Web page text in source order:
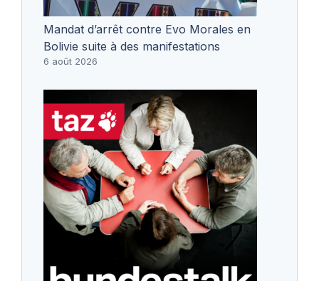
Mandat d’arrêt contre Evo Morales en
Bolivie suite à des manifestations
6 août 2026